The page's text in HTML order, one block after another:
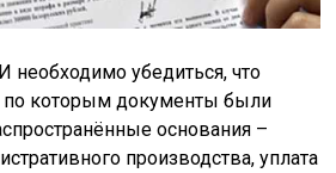
необходимо убедиться, что
по которым документы были
основания –
производства, уплата